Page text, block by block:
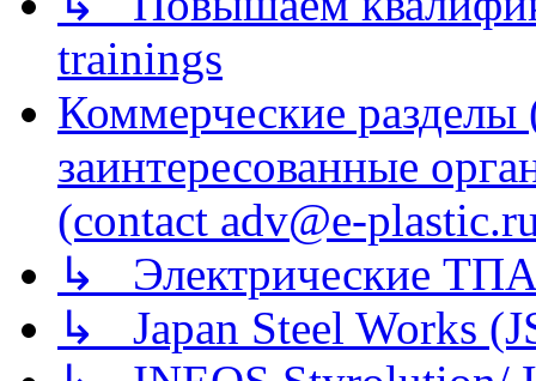
trainings
Коммерческие
заинтересованные
(contact adv@e-
↳ Электрические
↳ Japan Steel Works